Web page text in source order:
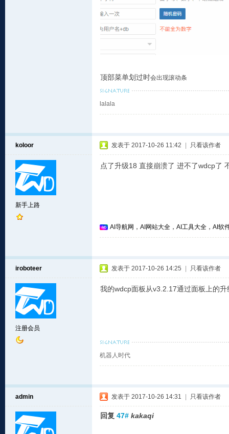
顶部菜单划过时会出现滚动条
lalala
koloor
新手上路
发表于 2017-10-26 11:42 只看该作者
点了升级18 直接崩溃了 进不了wdcp了
AI导航网，AI网站大全，AI工具大全，AI软
iroboteer
注册会员
发表于 2017-10-26 14:25 只看该作者
我的wdcp面板从v3.2.17通过面板上的
机器人时代
admin 发表于 2017-10-26 14:31 只看该作者
回复 47# kakaqi